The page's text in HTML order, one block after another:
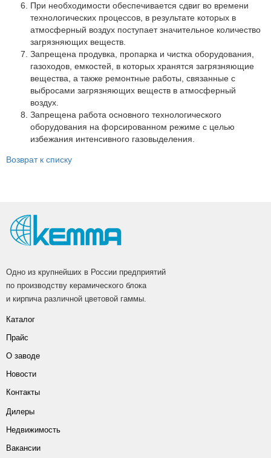
При необходимости обеспечивается сдвиг во времени
технологических процессов, в результате которых в
атмосферный воздух поступает значительное количество
загрязняющих веществ.
Запрещена продувка, пропарка и чистка оборудования,
газоходов, емкостей, в которых хранятся загрязняющие
вещества, а также ремонтные работы, связанные с
выбросами загрязняющих веществ в атмосферный
воздух.
Запрещена работа основного технологического
оборудования на форсированном режиме с целью
избежания интенсивного газовыделения.
Возврат к списку
Одно из крупнейших в России предприятий
по производству керамического блока
и кирпича различной цветовой гаммы.
Каталог
Прайс
О заводе
Новости
Контакты
Дилеры
Недвижимость
Вакансии